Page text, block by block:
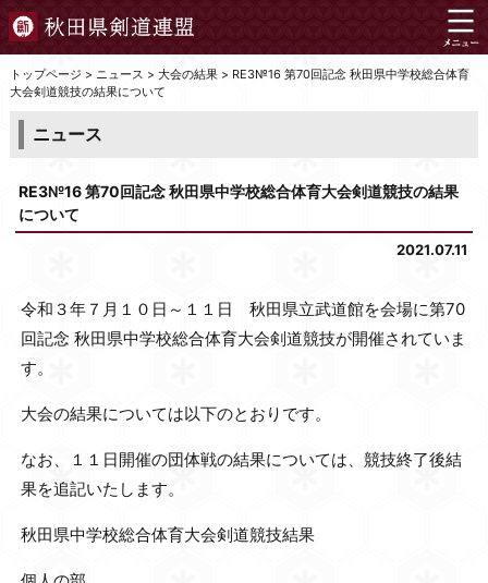
トップページ > ニュース > 大会の結果> RE3№16 第70回記念 秋田県中学校総合体育
大会剣道競技の結果について
ニュース
RE3№16 第70回記念 秋田県中学校総合体育大会剣道競技の結果
について
2021.07.11
令和３年７月１０日～１１日 秋田県立武道館を会場に第70
回記念 秋田県中学校総合体育大会剣道競技が開催されていま
す。
大会の結果については以下のとおりです。
なお、１１日開催の団体戦の結果については、競技終了後結
果を追記いたします。
秋田県中学校総合体育大会剣道競技結果